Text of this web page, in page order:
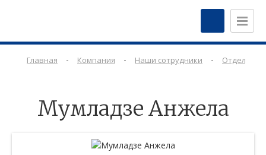
Главная - Компания - Наши сотрудники - Отдел
Мумладзе Анжела